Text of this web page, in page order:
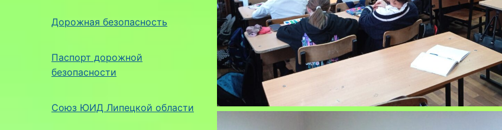
Дорожная безопасность
Паспорт дорожной
безопасности
Союз ЮИД Липецкой области